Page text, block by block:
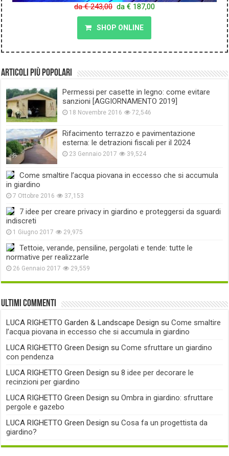
da € 243,00 da € 187,00
SHOP ONLINE
Articoli più popolari
Permessi per casette in legno: come evitare
sanzioni [AGGIORNAMENTO 2019]
18 Novembre 2016 72,546
Rifacimento terrazzo e pavimentazione
esterna: le detrazioni fiscali per il 2024
23 Gennaio 2017 39,524
Come smaltire l’acqua piovana in eccesso che si accumula
in giardino
7 Ottobre 2016 37,153
7 idee per creare privacy in giardino e proteggersi da sguardi
indiscreti
1 Giugno 2017 29,975
Tettoie, verande, pensiline, pergolati e tende: tutte le
normative per realizzarle
26 Gennaio 2017 29,559
Ultimi commenti
LUCA RIGHETTO Garden & Landscape Design suCome smaltire
l’acqua piovana in eccesso che si accumula in giardino
LUCA RIGHETTO Green Design suCome sfruttare un giardino
con pendenza
LUCA RIGHETTO Green Design su8 idee per decorare le
recinzioni per giardino
LUCA RIGHETTO Green Design suOmbra in giardino: sfruttare
pergole e gazebo
LUCA RIGHETTO Green Design suCosa fa un progettista da
giardino?